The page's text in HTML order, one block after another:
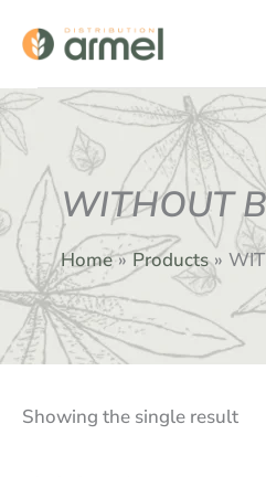
WITHOUT
Home Products
Showing the single result